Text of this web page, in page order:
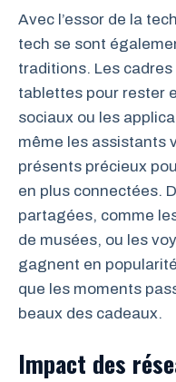
Avec l’essor de la
tech se sont
traditions. Les
tablettes pour rester
sociaux ou les
même les assistants
présents précieux
en plus connectées.
partagées, comme
de musées, ou les
gagnent en
que les moments
beaux des cadeaux.
Impact des